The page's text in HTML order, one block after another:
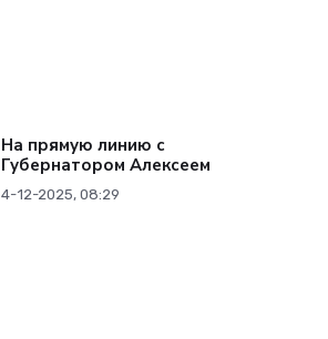
На прямую линию с
Губернатором Алексеем
4-12-2025, 08:29